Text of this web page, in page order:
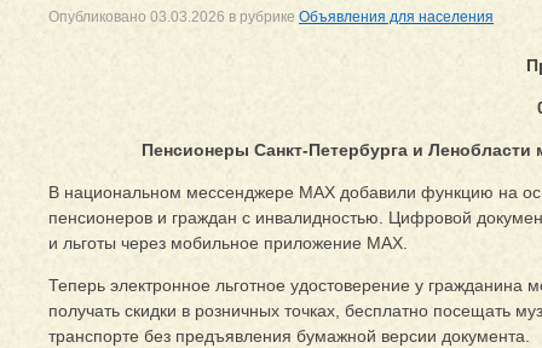
Опубликовано 03.03.2026 в рубрике Объявления для населения
Пенсионеры Санкт-Петербурга и
В национальном мессенджере MАХ добавили функцию на
пенсионеров и граждан с инвалидностью. Цифровой
и льготы через мобильное приложение MAX.
Теперь электронное льготное удостоверение у гражданина
получать скидки в розничных точках, бесплатно посещать
транспорте без предъявления бумажной версии документа.